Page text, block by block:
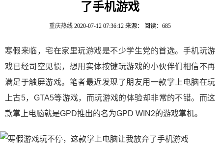
了手机游戏
重庆热线 2020-07-12 07:36:12 来源： 阅读：685
寒假来临，宅在家里玩游戏是不少学生党的首选。手机玩游
戏已经司空见惯，想用实体按键玩游戏的小伙伴们相信不再
满足于触屏游戏。笔者最近发现了朋友用一款掌上电脑在玩
上古5，GTA5等游戏，而玩游戏的体验却非常的不错。而这
款掌上电脑就是GPD推出的名为GPD WIN2的游戏掌机。